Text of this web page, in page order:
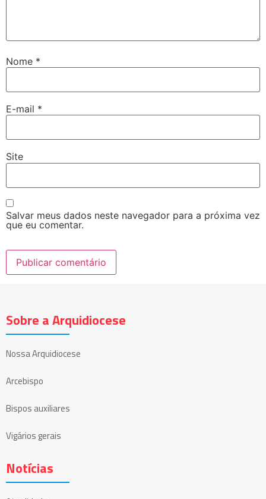
Nome *
E-mail *
Site
Salvar meus dados neste navegador para a próxima vez
que eu comentar.
Sobre a Arquidiocese
Nossa Arquidiocese
Arcebispo
Bispos auxiliares
Vigários gerais
Notícias